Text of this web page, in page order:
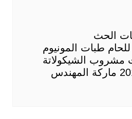
الحث
طبات المونيوم
مشروب الشيكولاتة
موديل ام تو باك 201 ماركة المهندس